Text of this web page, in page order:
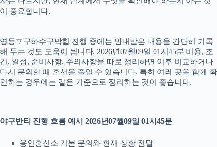
이 중요합니다.
영등포구하수구막힘 진행 중에는 안내받은 내용을 간단히 기록
해 두는 것도 도움이 됩니다. 2026년07월09일 01시45분 비용, 조
건, 일정, 준비사항, 주의사항을 따로 정리하면 이후 비교하거나
다시 문의할 때 혼선을 줄일 수 있습니다. 특히 여러 곳을 함께 확
인하는 경우에는 같은 기준으로 정리하는 것이 좋습니다.
야구반티 진행 흐름 예시 2026년07월09일 01시45분
용인흥신소 기본 문의와 현재 상황 전달